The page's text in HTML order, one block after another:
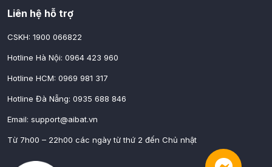
Liên hệ hỗ trợ
CSKH: 1900 066822
Hotline Hà Nội: 0964 423 960
Hotline HCM: 0969 981 317
Hotline Đà Nẵng: 0935 688 846
Email: support@aibat.vn
Từ 7h00 – 22h00 các ngày từ thứ 2 đến Chủ nhật